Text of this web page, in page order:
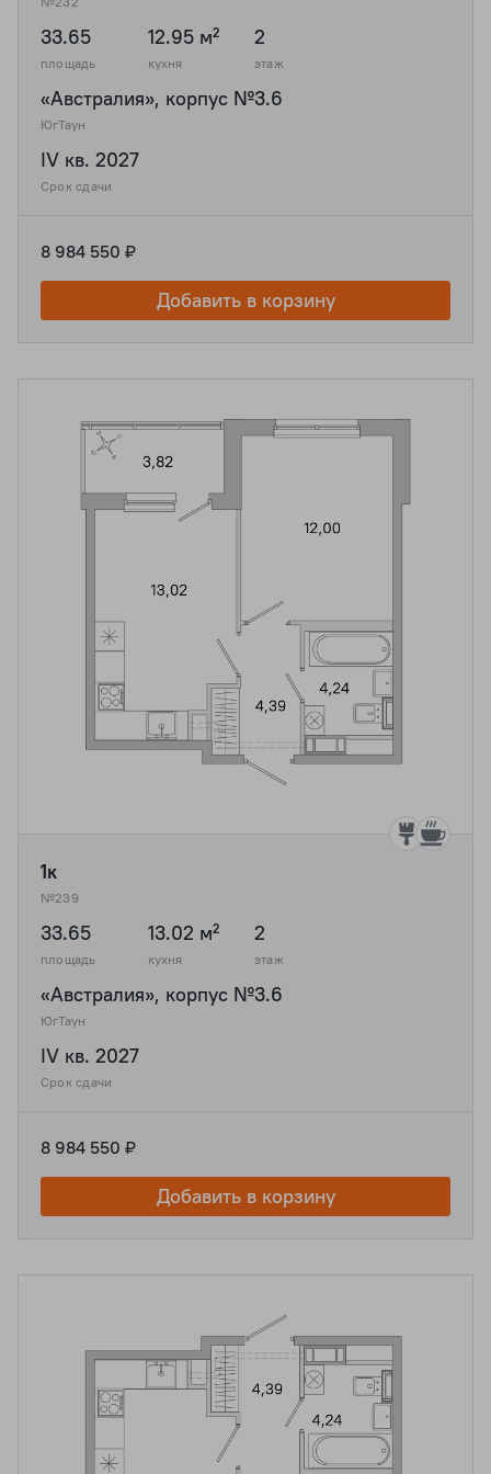
33.65
площадь
12.95 м²
кухня
2
этаж
«Австралия», корпус №3.6
ЮгТаун
IV кв. 2027
Срок сдачи
8 984 550 ₽
Добавить в корзину
1к
№239
33.65
площадь
13.02 м²
кухня
2
этаж
«Австралия», корпус №3.6
ЮгТаун
IV кв. 2027
Срок сдачи
8 984 550 ₽
Добавить в корзину